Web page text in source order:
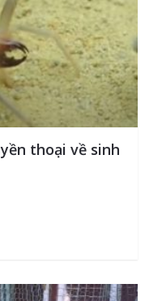
thoại về sinh